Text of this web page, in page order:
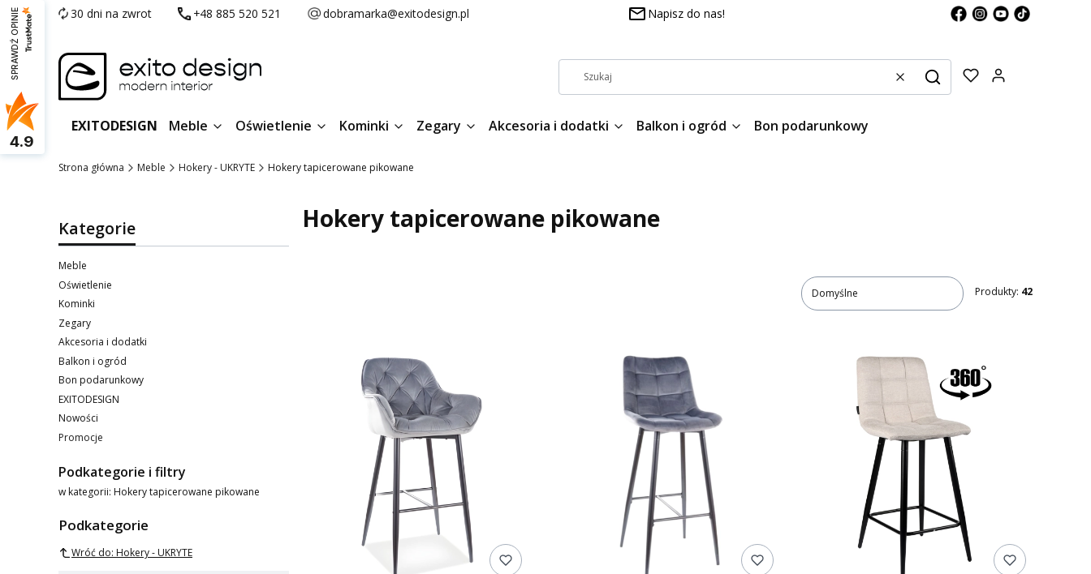
30 dni na zwrot +48 885 520 521 dobramarka@exitodesign.pl Napisz do nas!
WyczyśćSzukaj
EXITODESIGN Meble Oświetlenie Kominki Zegary Akcesoria i dodatki Balkon i ogród Bon podarunkowy
Strona główna Meble Hokery - UKRYTE Hokery tapicerowane pikowane
Kategorie
Meble
Oświetlenie
Kominki
Zegary
Akcesoria i dodatki
Balkon i ogród
Bon podarunkowy
EXITODESIGN
Nowości
Promocje
Podkategorie i filtry
w kategorii: Hokery tapicerowane pikowane
Podkategorie
Wróć do: Hokery - UKRYTE
Hokery tapicerowane pikowane
Domyślne Produkty: 42
SPRAWDŹ OPINIE
4.9